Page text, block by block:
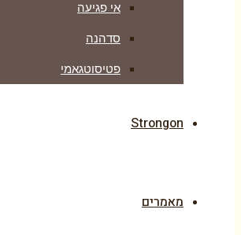
אי פגיעה
סדהנה
פטיסוטגאמי
Strongon
מאמרים